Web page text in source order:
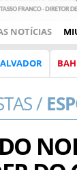
NOTÍCIAS
/